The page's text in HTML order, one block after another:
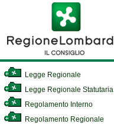
Legge Regionale
Legge Regionale Statutaria
Regolamento Interno
Regolamento Regionale